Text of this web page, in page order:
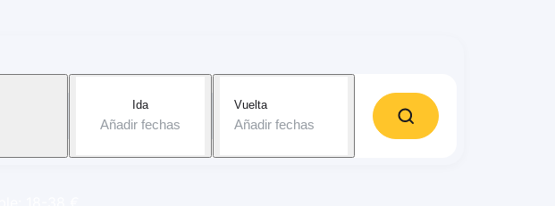
Ida
Añadir fechas
Vuelta
Añadir fechas